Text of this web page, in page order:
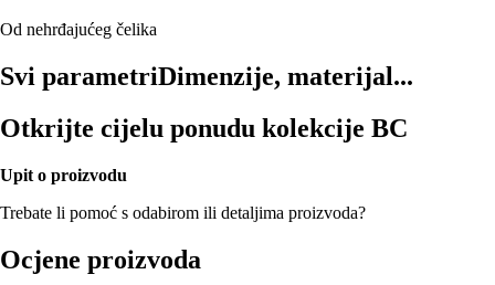
Od nehrđajućeg čelika
Svi parametriDimenzije, materijal...
Otkrijte cijelu ponudu kolekcije BC
Upit o proizvodu
Trebate li pomoć s odabirom ili detaljima proizvoda?
Ocjene proizvoda